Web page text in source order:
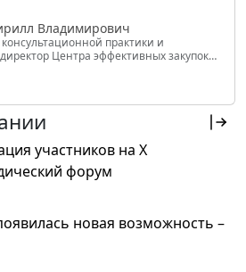
Владимирович
практики и
Центра эффективных закупок
участников на X
форум
новая возможность –